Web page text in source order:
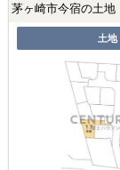
茅ヶ崎市今宿の土地
土地